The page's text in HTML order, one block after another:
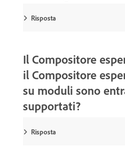
Risposta
Il Compositore
il Compositore
su moduli sono
supportati?
Risposta